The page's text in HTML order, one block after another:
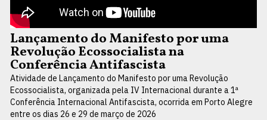
Lançamento do Manifesto por uma
Revolução Ecossocialista na
Conferência Antifascista
Atividade de Lançamento do Manifesto por uma Revolução
Ecossocialista, organizada pela IV Internacional durante a 1ª
Conferência Internacional Antifascista, ocorrida em Porto Alegre
entre os dias 26 e 29 de março de 2026